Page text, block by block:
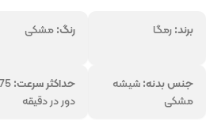
برند:رمگا رنگ:مشکی
جنس بدنه:شیشه
مشکی
حداکثر سرعت:
دور در دقیقه